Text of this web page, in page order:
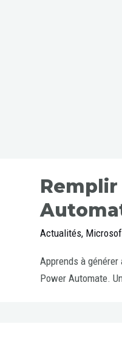
Actualités,
Apprends à
Power Automate.